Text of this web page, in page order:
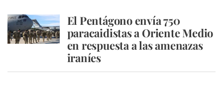
El Pentágono envía 750
paracaidistas a Oriente Medio
en respuesta a las amenazas
iraníes